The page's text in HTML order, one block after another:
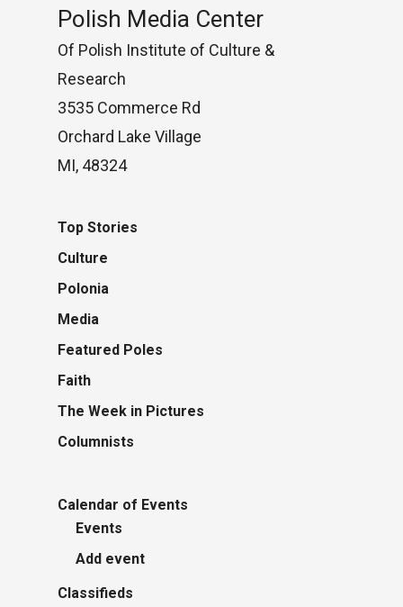
Polish Media Center
Of Polish Institute of Culture &
Research
3535 Commerce Rd
Orchard Lake Village
MI, 48324
Top Stories
Culture
Polonia
Media
Featured Poles
Faith
The Week in Pictures
Columnists
Calendar of Events
Events
Add event
Classifieds